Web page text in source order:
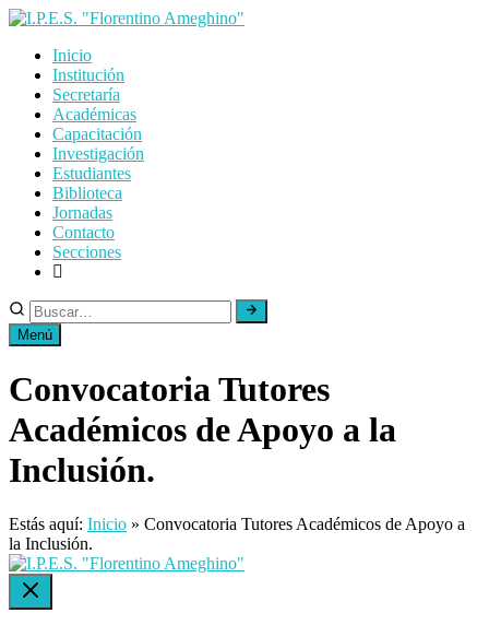
Skip
contentInicio
Institución
Secretaría
Académicas
Capacitación
Investigación
Estudiantes
Biblioteca
Jornadas
Contacto
Secciones
Menú
Convocatoria Tutores
Académicos de Apoyo a la
Inclusión.
Estás aquí: Inicio » Convocatoria Tutores Académicos de Apoyo a
la Inclusión.